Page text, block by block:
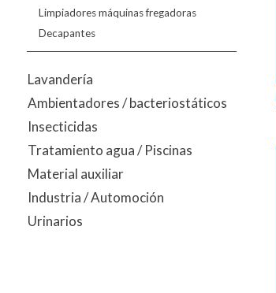
Limpiadores máquinas fregadoras
Decapantes
Lavandería
Ambientadores / bacteriostáticos
Insecticidas
Tratamiento agua / Piscinas
Material auxiliar
Industria / Automoción
Urinarios